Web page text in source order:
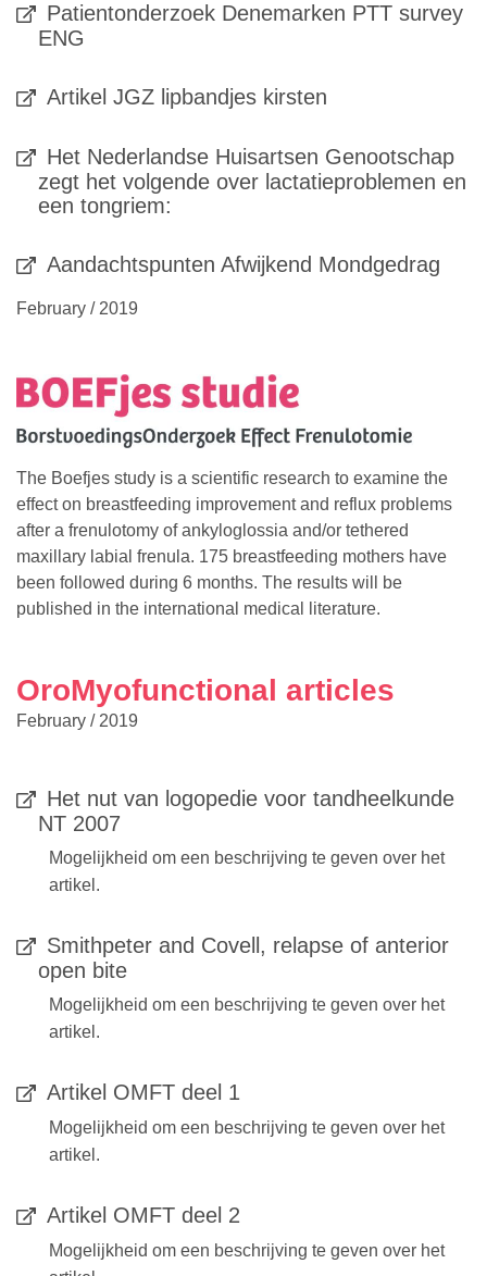
Patientonderzoek Denemarken PTT survey
ENG
Artikel JGZ lipbandjes kirsten
Het Nederlandse Huisartsen Genootschap
zegt het volgende over lactatieproblemen en
een tongriem:
Aandachtspunten Afwijkend Mondgedrag
February / 2019
The Boefjes study is a scientific research to examine the
effect on breastfeeding improvement and reflux problems
after a frenulotomy of ankyloglossia and/or tethered
maxillary labial frenula. 175 breastfeeding mothers have
been followed during 6 months. The results will be
published in the international medical literature.
OroMyofunctional articles
February / 2019
Het nut van logopedie voor tandheelkunde
NT 2007
Mogelijkheid om een beschrijving te geven over het
artikel.
Smithpeter and Covell, relapse of anterior
open bite
Mogelijkheid om een beschrijving te geven over het
artikel.
Artikel OMFT deel 1
Mogelijkheid om een beschrijving te geven over het
artikel.
Artikel OMFT deel 2
Mogelijkheid om een beschrijving te geven over het